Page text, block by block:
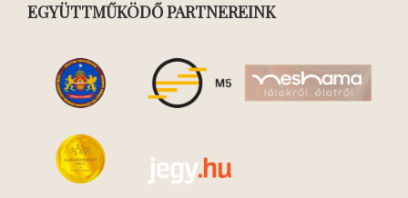
EGYÜTTMŰKÖDŐ PARTNEREINK